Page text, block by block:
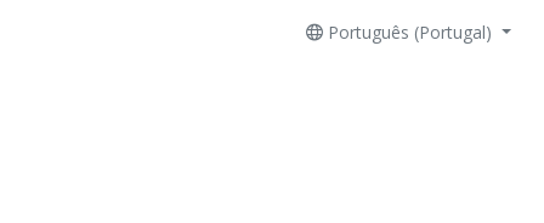
Português (Portugal)